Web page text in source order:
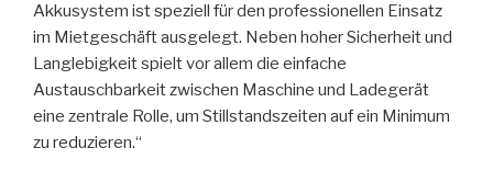
Akkusystem ist speziell für den professionellen Einsatz
im Mietgeschäft ausgelegt. Neben hoher Sicherheit und
Langlebigkeit spielt vor allem die einfache
Austauschbarkeit zwischen Maschine und Ladegerät
eine zentrale Rolle, um Stillstandszeiten auf ein Minimum
zu reduzieren.“